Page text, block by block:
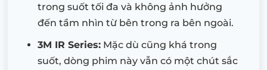
trong suốt tối đa và không ảnh hưởng
đến tầm nhìn từ bên trong ra bên ngoài.
3M IR Series: Mặc dù cũng khá trong
suốt, dòng phim này vẫn có một chút sắc